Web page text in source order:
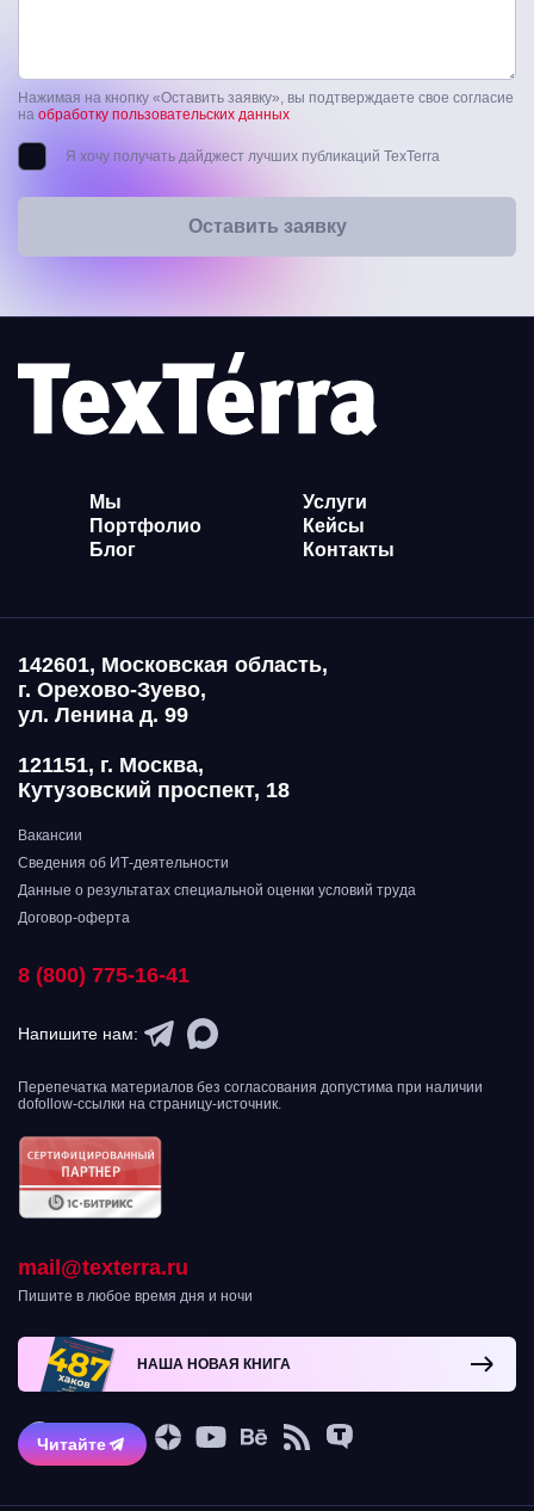
Читайте
Нажимая на кнопку «Оставить заявку», вы подтверждаете свое согласие
на обработку пользовательских данных
Я хочу получать дайджест лучших публикаций TexTerra
Оставить заявку
Мы
Услуги
Портфолио
Кейсы
Блог
Контакты
142601, Московская область,
г. Орехово-Зуево,
ул. Ленина д. 99
121151, г. Москва,
Кутузовский проспект, 18
Вакансии
Сведения об ИТ-деятельности
Данные о результатах специальной оценки условий труда
Договор-оферта
8 (800) 775-16-41
Напишите нам:
Перепечатка материалов без согласования допустима при наличии
dofollow-ссылки на страницу-источник.
mail@texterra.ru
Пишите в любое время дня и ночи
НАША НОВАЯ КНИГА